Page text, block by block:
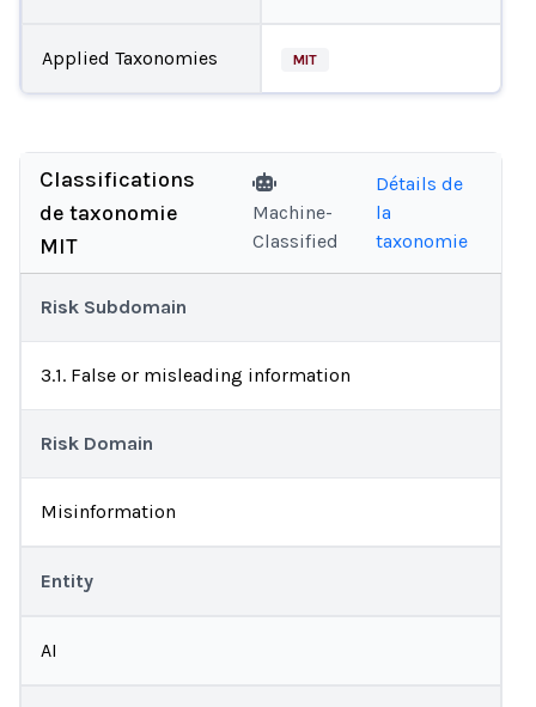
Applied Taxonomies MIT
Classifications
de taxonomie
MIT
Machine-
Classified
Détails de
la
taxonomie
Risk Subdomain
3.1. False or misleading information
Risk Domain
Misinformation
Entity
AI